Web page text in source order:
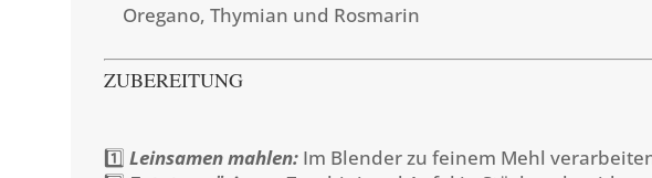
Oregano, Thymian und Rosmarin
ZUBEREITUNG
1️⃣ Leinsamen mahlen: Im Blender zu feinem Mehl